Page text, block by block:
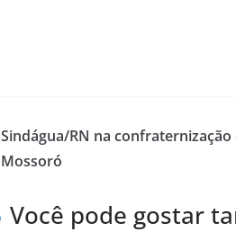
Sindágua/RN na confraternização
Mossoró
Você pode gostar